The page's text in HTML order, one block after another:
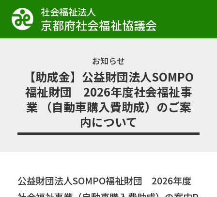
社会福祉法⼈
京都府社会福祉協議会
お知らせ
【助成金】公益財団法人SOMPO
福祉財団 2026年度社会福祉事
業 （自動車購入費助成）のご案
内について
公益財団法人SOMPO福祉財団 2026年度